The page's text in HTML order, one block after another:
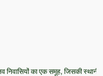
निवासियों का एक समूह, जिसकी स्थानीय